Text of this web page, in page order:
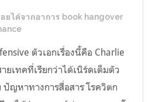
ยได้จากอาการ book hangover
ตัวเอกเรื่องนี้คือ Charlie
เทคที่เรียกว่าได้เนิร์ดเต็มตัว
ญหาทางการสื่อสาร โรควิตก